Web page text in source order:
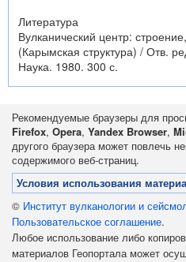
Литература
Вулканический центр:
(Карымская структура) / Отв.
Наука. 1980. 300 с.
Рекомендуемые браузеры для
Firefox, Opera, Yandex Browser,
другого браузера может повлечь
содержимого веб-страниц.
Условия использования
© Институт вулканологии и
Пользовательское соглашение.
Любое использование либо
материалов Геопортала может